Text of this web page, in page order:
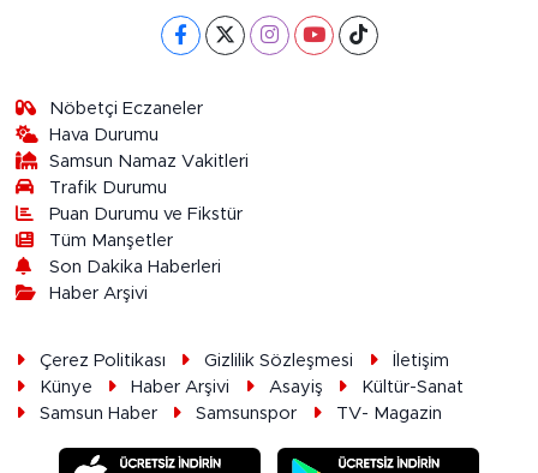
Nöbetçi Eczaneler
Hava Durumu
Samsun Namaz Vakitleri
Trafik Durumu
Puan Durumu ve Fikstür
Tüm Manşetler
Son Dakika Haberleri
Haber Arşivi
Çerez Politikası Gizlilik Sözleşmesi
İletişim
Künye
Haber Arşivi Asayiş
Kültür-Sanat
Samsun Haber
Samsunspor TV- Magazin